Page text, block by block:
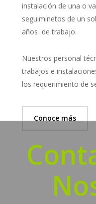
instalación de una o
seguiminetos de un
años de trabajo.
Nuestros personal
trabajos e
los requerimiento de
Conoce más